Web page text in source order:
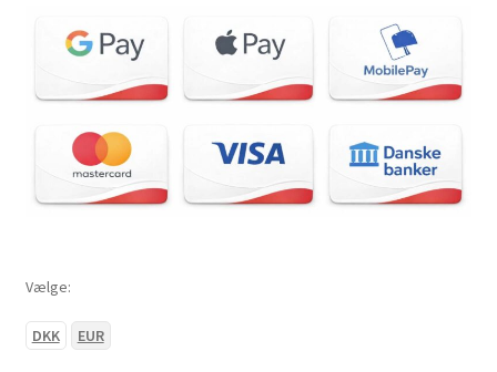
Vælge:
DKK EUR